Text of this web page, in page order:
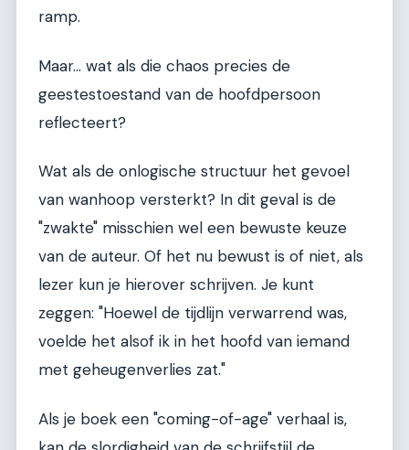
ramp.
Maar… wat als die chaos precies de
geestestoestand van de hoofdpersoon
reflecteert?
Wat als de onlogische structuur het gevoel
van wanhoop versterkt? In dit geval is de
"zwakte" misschien wel een bewuste keuze
van de auteur. Of het nu bewust is of niet, als
lezer kun je hierover schrijven. Je kunt
zeggen: "Hoewel de tijdlijn verwarrend was,
voelde het alsof ik in het hoofd van iemand
met geheugenverlies zat."
Als je boek een "coming-of-age" verhaal is,